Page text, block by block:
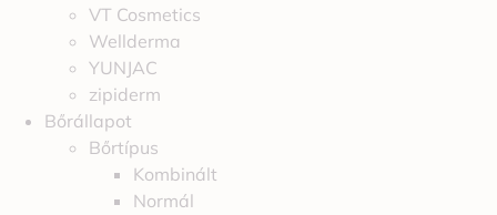
VT Cosmetics
Wellderma
YUNJAC
zipiderm
Bőrállapot
Bőrtípus
Kombinált
Normál